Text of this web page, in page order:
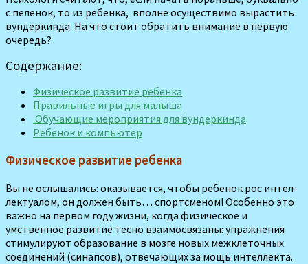
с пеле­нок, то из ребенка, вполне осуществимо вырастить
вундеркинда. На что стоит обратить внима­ние в первую
очередь?
Содержание:
Физическое развитие ребенка
Правильные игры для малыша
Обучающие мероприятия для вундеркинда
Ребенок и компьютер
Физическое развитие ребенка
Вы не ослышались: оказыва­ется, чтобы ребенок рос интел­
лектуалом, он должен быть… спортсменом! Особенно это
важно на первом году жизни, когда физическое и
умственное развитие тесно взаимосвязаны: упражнения
стимулируют об­разование в мозге новых меж­клеточных
соединений (синап­сов), отвечающих за мощь ин­теллекта.